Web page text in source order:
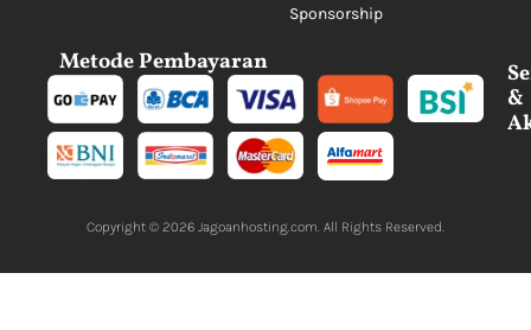
Sponsorship
Metode Pembayaran
&
Copyright © 2026 Jagoanhosting.com . All Rights Reserved.